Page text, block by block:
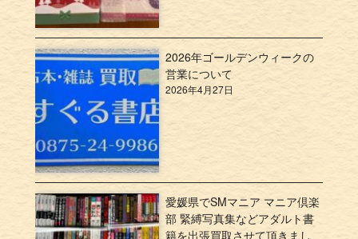
2026年ゴールデンウィークの
営業について
2026年4月27日
愛媛県でSMマニア マニア倶楽
部 緊縛写真集などアダルト書
籍を出張買取させて頂きまし